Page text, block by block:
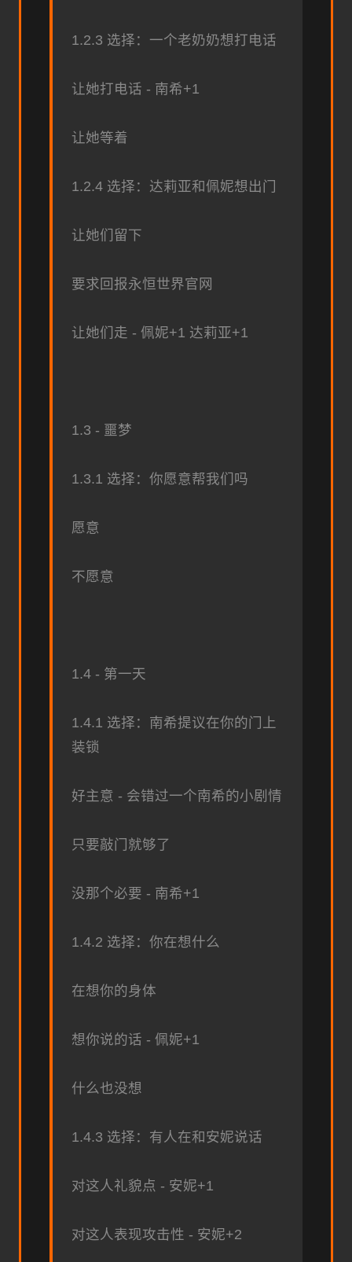
1.2.3 选择：一个老奶奶想打电话
让她打电话 - 南希+1
让她等着
1.2.4 选择：达莉亚和佩妮想出门
让她们留下
要求回报永恒世界官网
让她们走 - 佩妮+1 达莉亚+1
1.3 - 噩梦
1.3.1 选择：你愿意帮我们吗
愿意
不愿意
1.4 - 第一天
1.4.1 选择：南希提议在你的门上
装锁
好主意 - 会错过一个南希的小剧情
只要敲门就够了
没那个必要 - 南希+1
1.4.2 选择：你在想什么
在想你的身体
想你说的话 - 佩妮+1
什么也没想
1.4.3 选择：有人在和安妮说话
对这人礼貌点 - 安妮+1
对这人表现攻击性 - 安妮+2